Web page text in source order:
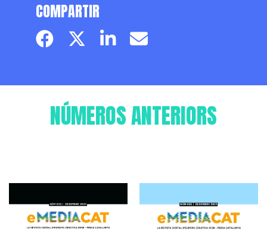
COMPARTIR
Facebook pageTwitter page
LinkedinEmail
NÚMEROS ANTERIORS